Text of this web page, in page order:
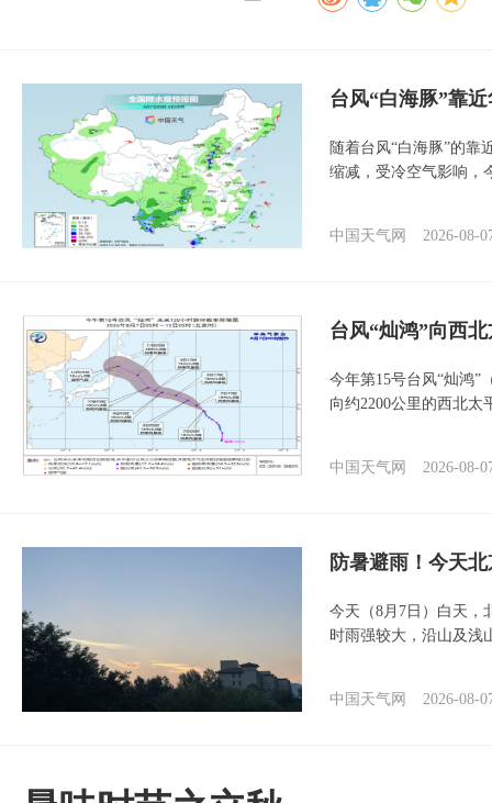
台风“白海豚”靠
随着台风“白海豚”的靠
缩减，受冷空气影响，
中国天气网 2026-08-
台风“灿鸿”向西
今年第15号台风“灿鸿”
向约2200公里的西北太
中国天气网 2026-08-
防暑避雨！今天
今天（8月7日）白天，
时雨强较大，沿山及浅
中国天气网 2026-08-